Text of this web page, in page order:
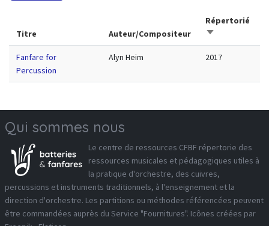
Titre Auteur/Compositeur
Répertorié
Trier par ordre
Fanfare for
Percussion
Alyn Heim 2017
Qui sommes nous
Le centre de ressources CFBF répertorie des
ressources musicales et pédagogiques utiles à
la pratique d'orchestre, des cuivres,
percussions et instruments traditionnels, à l'enseignement et la
direction d'orchestre. Les partitions ou méthodes référencées peuvent
être commandées auprès du Service "Fournitures". Icônes créées par